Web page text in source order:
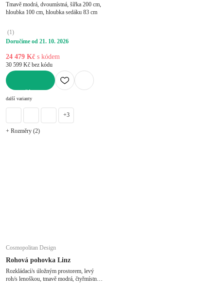
Tmavě modrá, dvoumístná, šířka 200 cm,
hloubka 100 cm, hloubka sedáku 83 cm
(1)
Doručíme od 21. 10. 2026
24 479 Kč s kódem
30 599 Kč bez kódu
další varianty
+3
+ Rozměry (2)
Cosmopolitan Design
Rohová pohovka Linz
Rozkládací/s úložným prostorem, levý
roh/s lenoškou, tmavě modrá, čtyřmístná,